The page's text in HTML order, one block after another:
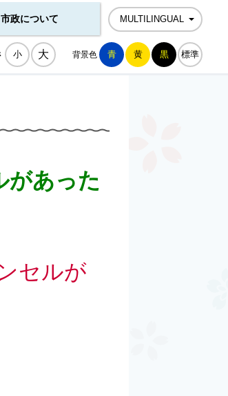
市政について MULTILINGUAL
小 大 背景色 青 黄 黒 標準
があった
セルが